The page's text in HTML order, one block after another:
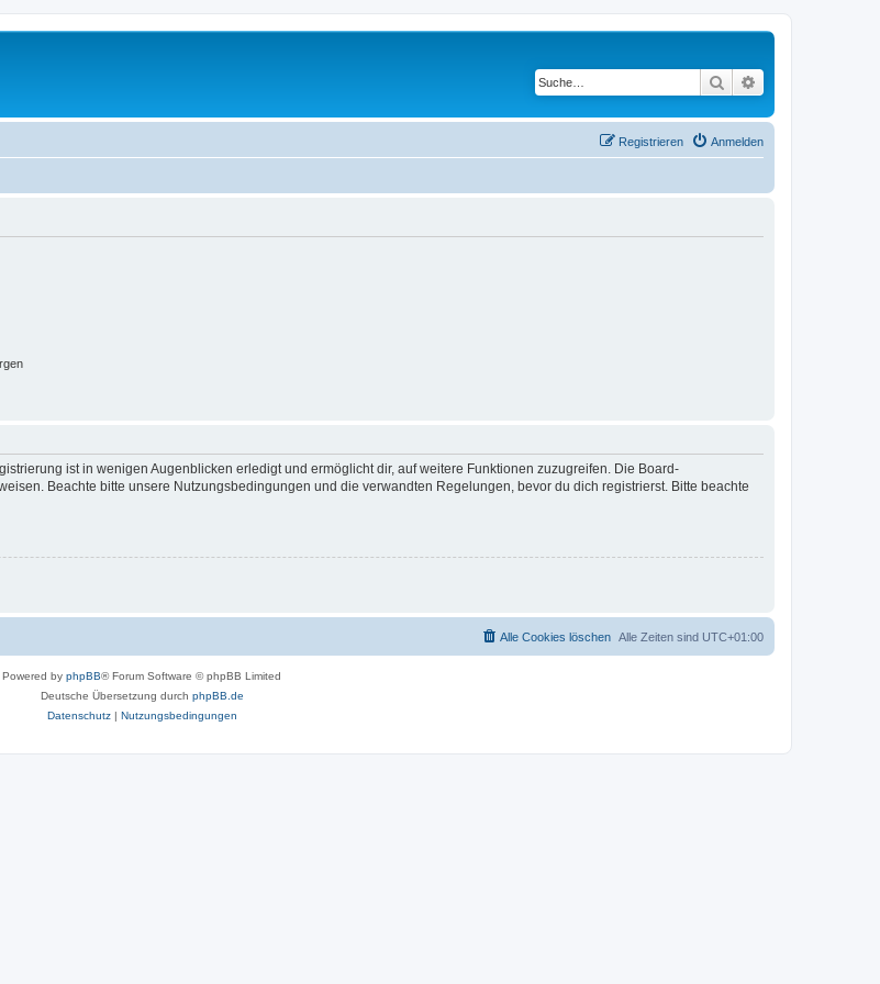
Suche
Anmelden
Registrieren
ist in wenigen Augenblicken erledigt und ermöglicht dir, auf weitere Funktionen zuzugreifen. Die Board-
Beachte bitte unsere Nutzungsbedingungen und die verwandten Regelungen, bevor du dich registrierst. Bitte beachte
Alle Zeiten sind UTC+01:00
Alle Cookies löschen
Powered by phpBB® Forum Software © phpBB Limited
Deutsche Übersetzung durch phpBB.de
Datenschutz| Nutzungsbedingungen